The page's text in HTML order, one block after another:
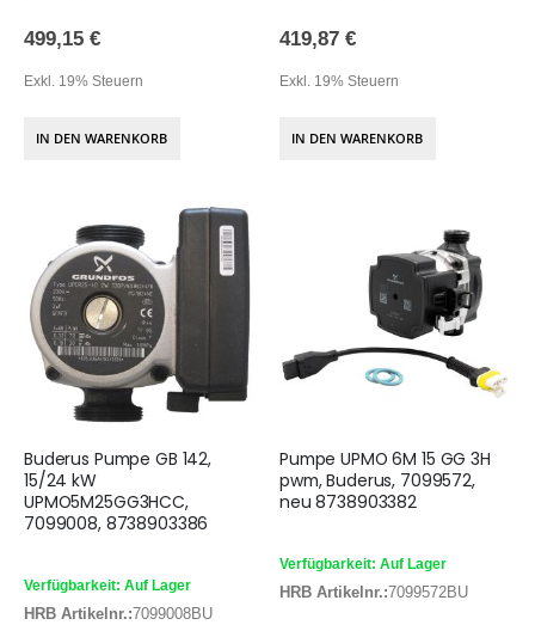
499,15 €
Exkl. 19% Steuern
IN DEN WARENKORB
419,87 €
Exkl. 19% Steuern
IN DEN WARENKORB
Buderus Pumpe GB 142,
15/24 kW
UPMO5M25GG3HCC,
7099008, 8738903386
Verfügbarkeit: Auf Lager
HRB Artikelnr.:7099008BU
Pumpe UPMO 6M 15 GG 3H
pwm, Buderus, 7099572,
neu 8738903382
Verfügbarkeit: Auf Lager
HRB Artikelnr.:7099572BU